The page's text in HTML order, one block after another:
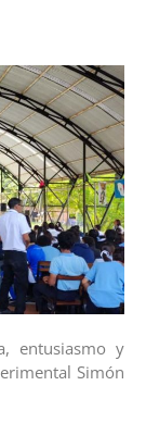
entusiasmo y
Simón